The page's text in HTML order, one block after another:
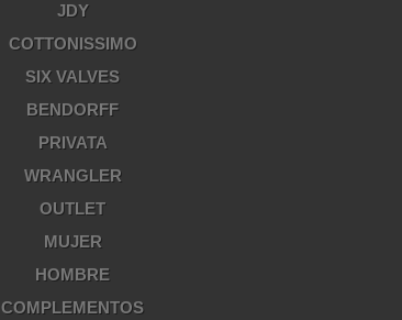
JDY
COTTONISSIMO
SIX VALVES
BENDORFF
PRIVATA
WRANGLER
OUTLET
MUJER
HOMBRE
COMPLEMENTOS